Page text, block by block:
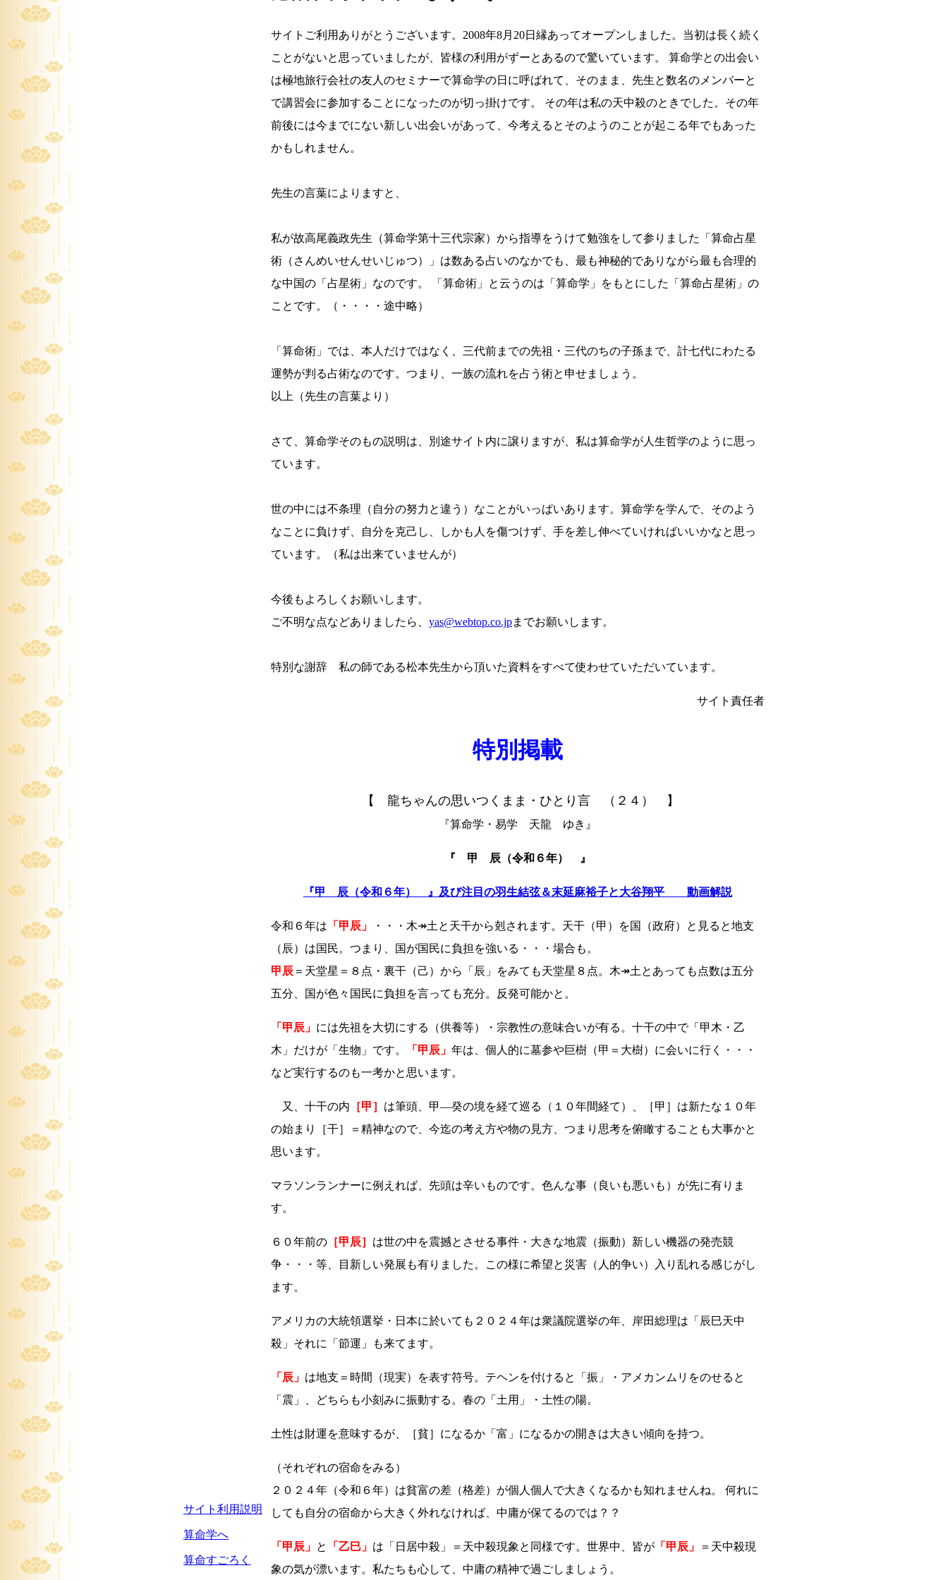
サイト利用説明
算命学へ
算命すごろく
サイトご利用ありがとうございます。2008年8月20日縁あってオープンしました。当初は長く続く
ことがないと思っていましたが、皆様の利用がずーとあるので驚いています。 算命学との出会い
は極地旅行会社の友人のセミナーで算命学の日に呼ばれて、そのまま、先生と数名のメンバーと
で講習会に参加することになったのが切っ掛けです。 その年は私の天中殺のときでした。その年
前後には今までにない新しい出会いがあって、今考えるとそのようのことが起こる年でもあった
かもしれません。
先生の言葉によりますと、
私が故高尾義政先生（算命学第十三代宗家）から指導をうけて勉強をして参りました「算命占星
術（さんめいせんせいじゅつ）」は数ある占いのなかでも、最も神秘的でありながら最も合理的
な中国の「占星術」なのです。 「算命術」と云うのは「算命学」をもとにした「算命占星術」の
ことです。（・・・・途中略）
「算命術」では、本人だけではなく、三代前までの先祖・三代のちの子孫まで、計七代にわたる
運勢が判る占術なのです。つまり、一族の流れを占う術と申せましょう。
以上（先生の言葉より）
さて、算命学そのもの説明は、別途サイト内に譲りますが、私は算命学が人生哲学のように思っ
ています。
世の中には不条理（自分の努力と違う）なことがいっぱいあります。算命学を学んで、そのよう
なことに負けず、自分を克己し、しかも人を傷つけず、手を差し伸べていければいいかなと思っ
ています。（私は出来ていませんが）
今後もよろしくお願いします。
ご不明な点などありましたら、 yas@webtop.co.jpまでお願いします。
特別な謝辞 私の師である松本先生から頂いた資料をすべて使わせていただいています。
サイト責任者
特別掲載
【 龍ちゃんの思いつくまま・ひとり言 （２４） 】
『算命学・易学 天龍 ゆき』
『 甲 辰（令和６年） 』
『甲 辰（令和６年） 』及び注目の羽生結弦＆末延麻裕子と大谷翔平 動画解説
令和６年は 「甲辰」
・・・木↠土と天干から剋されます。天干（甲）を国（政府）と見ると地支
（辰）は国民。つまり、国が国民に負担を強いる・・・場合も。
甲辰 ＝天堂星＝８点・裏干（己）から「辰」をみても天堂星８点。木↠土とあっても点数は五分
五分、国が色々国民に負担を言っても充分。反発可能かと。
「甲辰」 には先祖を大切にする（供養等）・宗教性の意味合いが有る。十干の中で「甲木・乙
木」だけが「生物」です。
「甲辰」 年は、個人的に墓参や巨樹（甲＝大樹）に会いに行く・・・
など実行するのも一考かと思います。
又、十干の内 ［甲］ は筆頭、甲―癸の境を経て巡る（１０年間経て）、［甲］は新たな１０年
の始まり［干］＝精神なので、今迄の考え方や物の見方、つまり思考を俯瞰することも大事かと
思います。
マラソンランナーに例えれば、先頭は辛いものです。色んな事（良いも悪いも）が先に有りま
す。
６０年前の ［甲辰］ は世の中を震撼とさせる事件・大きな地震（振動）新しい機器の発売競
争・・・等、目新しい発展も有りました。この様に希望と災害（人的争い）入り乱れる感じがし
ます。
アメリカの大統領選挙・日本に於いても２０２４年は衆議院選挙の年、岸田総理は「辰巳天中
殺」それに「節運」も来てます。
「辰」 は地支＝時間（現実）を表す符号。テヘンを付けると「振」・アメカンムリをのせると
「震」、どちらも小刻みに振動する。春の「土用」・土性の陽。
土性は財運を意味するが、［貧］になるか「富」になるかの開きは大きい傾向を持つ。
（それぞれの宿命をみる）
２０２４年（令和６年）は貧富の差（格差）が個人個人で大きくなるかも知れませんね。 何れに
しても自分の宿命から大きく外れなければ、中庸が保てるのでは？？
「甲辰」 と 「乙巳」 は「日居中殺」＝天中殺現象と同様です。世界中、皆が 「甲辰」
＝天中殺現
象の気が漂います。私たちも心して、中庸の精神で過ごしましょう。